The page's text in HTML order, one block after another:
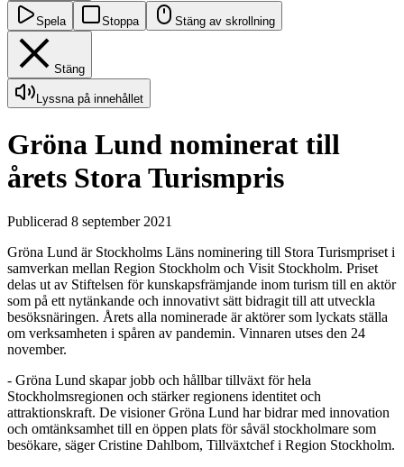
Spela Stoppa Stäng av skrollning
Stäng
Lyssna på innehållet
Gröna Lund nominerat till
årets Stora Turismpris
Publicerad 8 september 2021
Gröna Lund är Stockholms Läns nominering till Stora Turismpriset i
samverkan mellan Region Stockholm och Visit Stockholm. Priset
delas ut av Stiftelsen för kunskapsfrämjande inom turism till en aktör
som på ett nytänkande och innovativt sätt bidragit till att utveckla
besöksnäringen. Årets alla nominerade är aktörer som lyckats ställa
om verksamheten i spåren av pandemin. Vinnaren utses den 24
november.
- Gröna Lund skapar jobb och hållbar tillväxt för hela
Stockholmsregionen och stärker regionens identitet och
attraktionskraft. De visioner Gröna Lund har bidrar med innovation
och omtänksamhet till en öppen plats för såväl stockholmare som
besökare, säger Cristine Dahlbom, Tillväxtchef i Region Stockholm.